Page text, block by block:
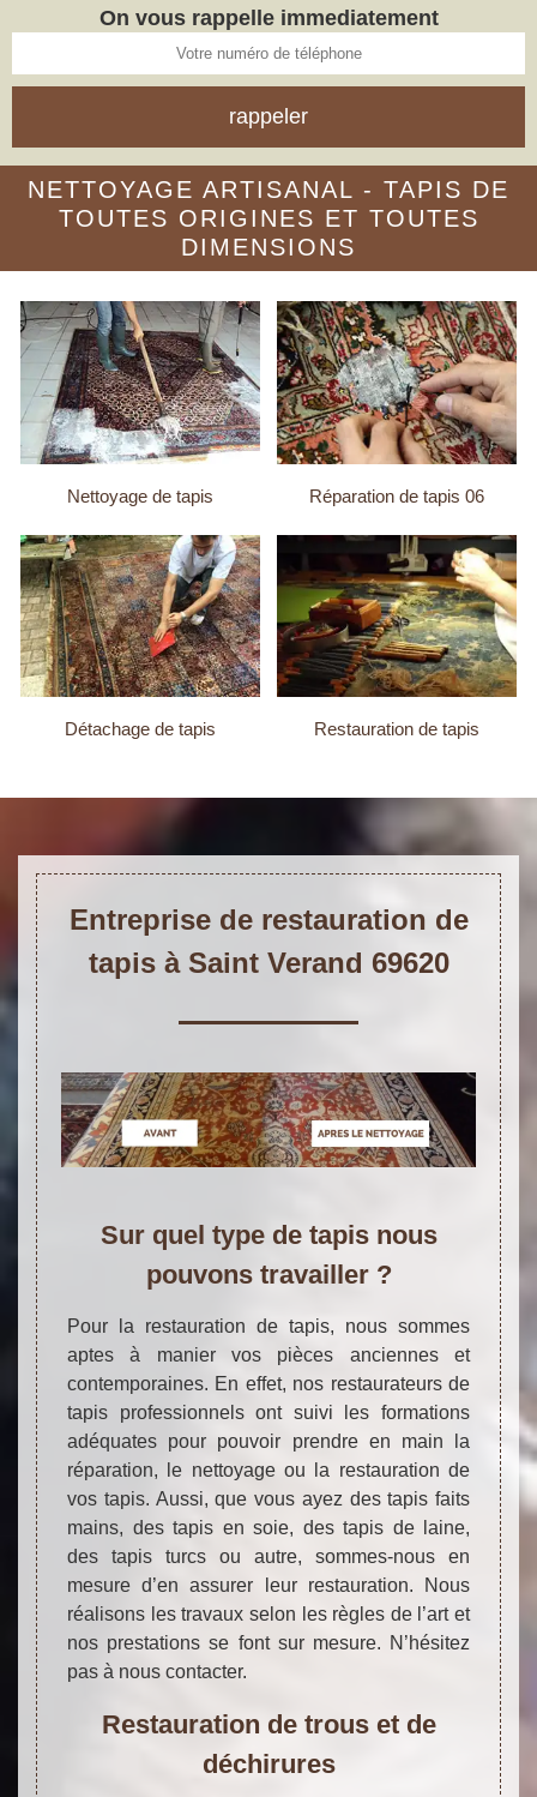
On vous rappelle immediatement
NETTOYAGE ARTISANAL - TAPIS DE
TOUTES ORIGINES ET TOUTES
DIMENSIONS
Nettoyage de tapis Réparation de tapis 06
Détachage de tapis Restauration de tapis
Entreprise de restauration de
tapis à Saint Verand 69620
Sur quel type de tapis nous
pouvons travailler ?
Pour la restauration de tapis, nous sommes
aptes à manier vos pièces anciennes et
contemporaines. En effet, nos restaurateurs de
tapis professionnels ont suivi les formations
adéquates pour pouvoir prendre en main la
réparation, le nettoyage ou la restauration de
vos tapis. Aussi, que vous ayez des tapis faits
mains, des tapis en soie, des tapis de laine,
des tapis turcs ou autre, sommes-nous en
mesure d’en assurer leur restauration. Nous
réalisons les travaux selon les règles de l’art et
nos prestations se font sur mesure. N’hésitez
pas à nous contacter.
Restauration de trous et de
déchirures